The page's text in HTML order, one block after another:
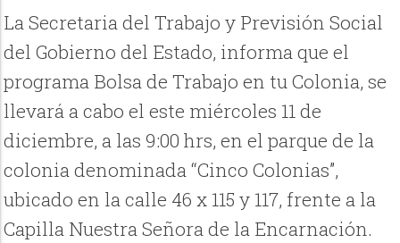
La Secretaria del Trabajo y Previsión Social
del Gobierno del Estado, informa que el
programa Bolsa de Trabajo en tu Colonia, se
llevará a cabo el este miércoles 11 de
diciembre, a las 9:00 hrs, en el parque de la
colonia denominada “Cinco Colonias”,
ubicado en la calle 46 x 115 y 117, frente a la
Capilla Nuestra Señora de la Encarnación.